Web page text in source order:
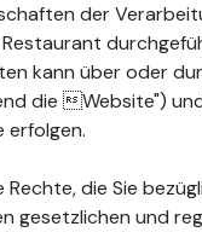
der
kann über oder
die Website")
erfolgen.
die Sie
gesetzlichen und